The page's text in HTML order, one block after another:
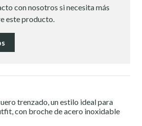
con nosotros si necesita más
este producto.
trenzado, un estilo ideal para
con broche de acero inoxidable